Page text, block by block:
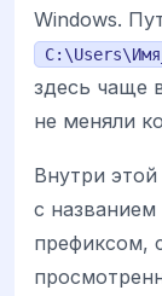
Windows.
здесь чаще
не меняли
Внутри этой
с названием
префиксом,